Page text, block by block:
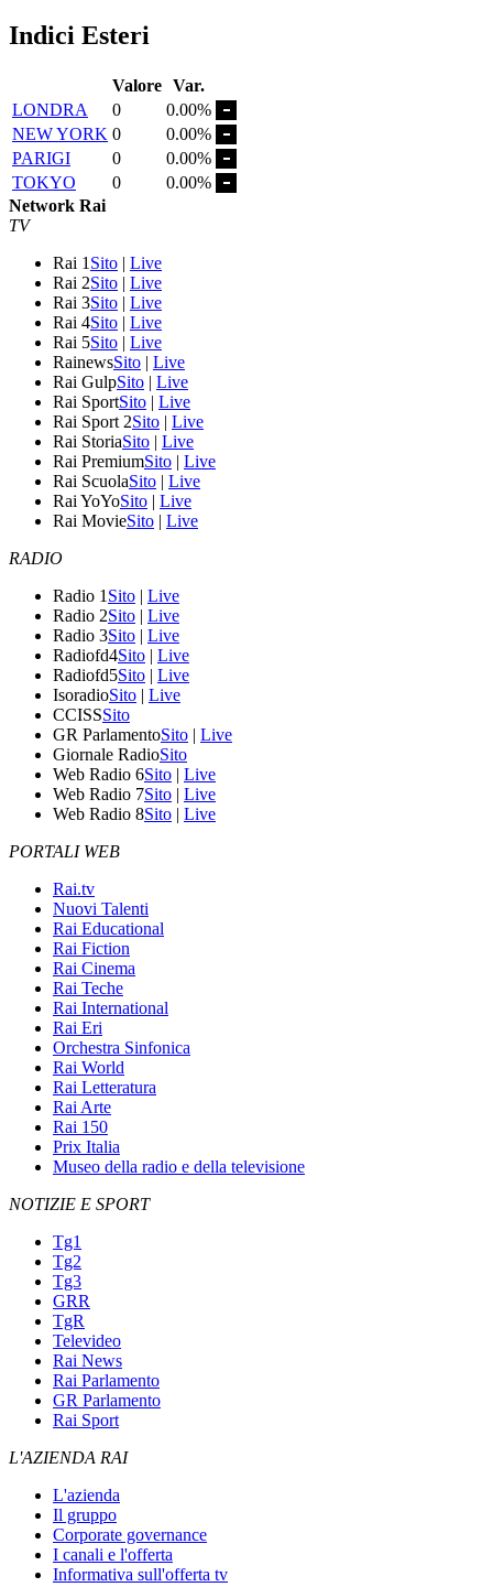
Indici Esteri
Valore Var.
LONDRA
0
0.00%
NEW YORK 0
0.00%
PARIGI
0
0.00%
TOKYO
0
0.00%
Network Rai
TV
Rai 1 Sito | Live
Rai 2Sito | Live
Rai 3Sito | Live
Rai 4Sito | Live
Rai 5Sito | Live
RainewsSito | Live
Rai GulpSito | Live
Rai SportSito | Live
Rai Sport 2Sito | Live
Rai StoriaSito | Live
Rai PremiumSito | Live
Rai ScuolaSito | Live
Rai YoYoSito | Live
Rai MovieSito | Live
RADIO
Radio 1 Sito | Live
Radio 2Sito | Live
Radio 3Sito | Live
Radiofd4Sito | Live
Radiofd5Sito | Live
IsoradioSito | Live
CCISSSito
GR ParlamentoSito | Live
Giornale RadioSito
Web Radio 6Sito | Live
Web Radio 7Sito | Live
Web Radio 8Sito | Live
PORTALI WEB
Rai.tv
Nuovi Talenti
Rai Educational
Rai Fiction
Rai Cinema
Rai Teche
Rai International
Rai Eri
Orchestra Sinfonica
Rai World
Rai Letteratura
Rai Arte
Rai 150
Prix Italia
Museo della radio e della televisione
NOTIZIE E SPORT
Tg1
Tg2
Tg3
GRR
TgR
Televideo
Rai News
Rai Parlamento
GR Parlamento
Rai Sport
L'AZIENDA RAI
L'azienda
Il gruppo
Corporate governance
I canali e l'offerta
Informativa sull'offerta tv